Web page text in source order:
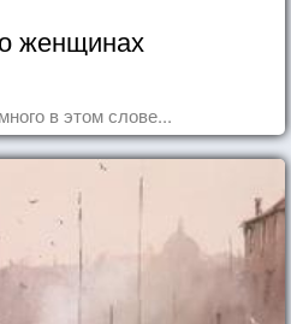
женщинах
в этом слове...